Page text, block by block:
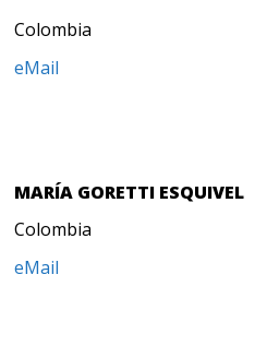
Colombia
eMail
MARÍA GORETTI ESQUIVEL
Colombia
eMail